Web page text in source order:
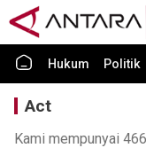
Hukum Politik
Act
Kami mempunyai